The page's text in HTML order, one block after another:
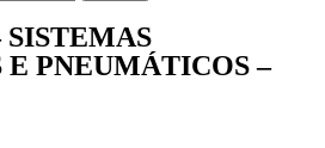
PNEUMÁTICOS –